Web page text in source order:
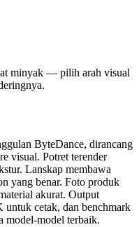
minyak — pilih arah visual
ByteDance, dirancang
visual. Potret terender
Lanskap membawa
yang benar. Foto produk
akurat. Output
cetak, dan benchmark
model-model terbaik.